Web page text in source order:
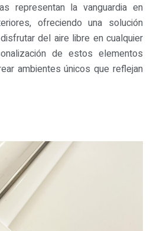
representan la vanguardia en
ofreciendo una solución
del aire libre en cualquier
de estos elementos
ambientes únicos que reflejan